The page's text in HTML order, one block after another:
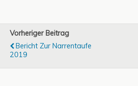
Vorheriger Beitrag
Bericht Zur Narrentaufe
2019